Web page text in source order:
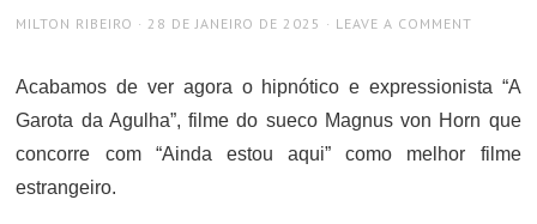
AUTHOR
MILTON RIBEIRO
POSTED
28 DE JANEIRO DE 2025 LEAVE A COMMENT
Acabamos de ver agora o hipnótico e expressionista “A
Garota da Agulha”, filme do sueco Magnus von Horn que
concorre com “Ainda estou aqui” como melhor filme
estrangeiro.